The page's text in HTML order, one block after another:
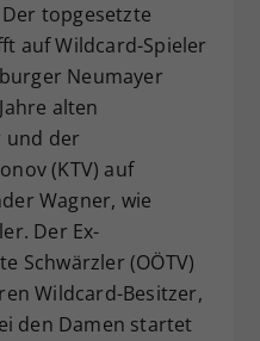
topgesetzte
auf Wildcard-Spieler
Neumayer
alten
und der
(KTV) auf
Wagner, wie
Der Ex-
Schwärzler (OÖTV)
Wildcard-Besitzer,
den Damen startet